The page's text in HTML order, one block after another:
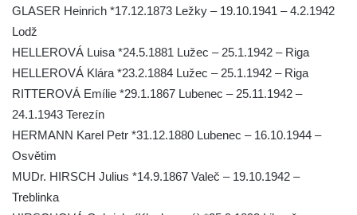
Socha Nepokořený v parku Rumburské
Pamětní deska obětem holokaustu u
židovského hřbitova v Kovanicích
Kovanicích
Pomník obětem válek v Kněževsi
GLASER Heinrich *17.12.1873 Ležky – 19.10.1941 – 4.2.1942
Lodž
HELLEROVÁ Luisa *24.5.1881 Lužec – 25.1.1942 – Riga
HELLEROVÁ Klára *23.2.1884 Lužec – 25.1.1942 – Riga
RITTEROVÁ Emílie *29.1.1867 Lubenec – 25.11.1942 –
24.1.1943 Terezín
HERMANN Karel Petr *31.12.1880 Lubenec – 16.10.1944 –
Osvětim
MUDr. HIRSCH Julius *14.9.1867 Valeč – 19.10.1942 –
Treblinka